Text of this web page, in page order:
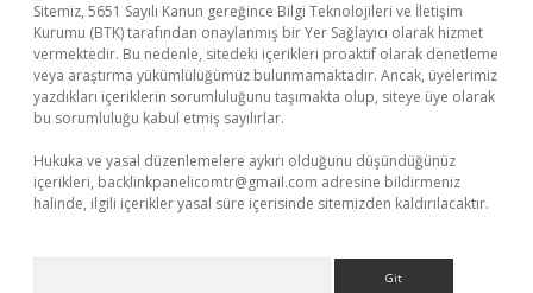
Sitemiz, 5651 Sayılı Kanun gereğince Bilgi Teknolojileri ve İletişim
Kurumu (BTK) tarafından onaylanmış bir Yer Sağlayıcı olarak hizmet
vermektedir. Bu nedenle, sitedeki içerikleri proaktif olarak denetleme
veya araştırma yükümlülüğümüz bulunmamaktadır. Ancak, üyelerimiz
yazdıkları içeriklerin sorumluluğunu taşımakta olup, siteye üye olarak
bu sorumluluğu kabul etmiş sayılırlar.
Hukuka ve yasal düzenlemelere aykırı olduğunu düşündüğünüz
içerikleri, backlinkpanelicomtr@gmail.com adresine bildirmeniz
halinde, ilgili içerikler yasal süre içerisinde sitemizden kaldırılacaktır.